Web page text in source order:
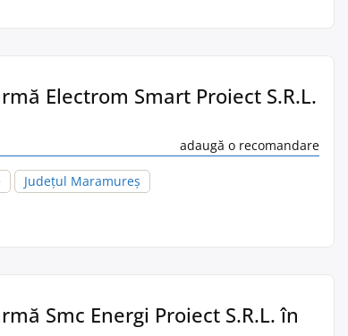
Electrom Smart Proiect S.R.L.
adaugă o recomandare
Județul Maramureș
Smc Energi Proiect S.R.L. în